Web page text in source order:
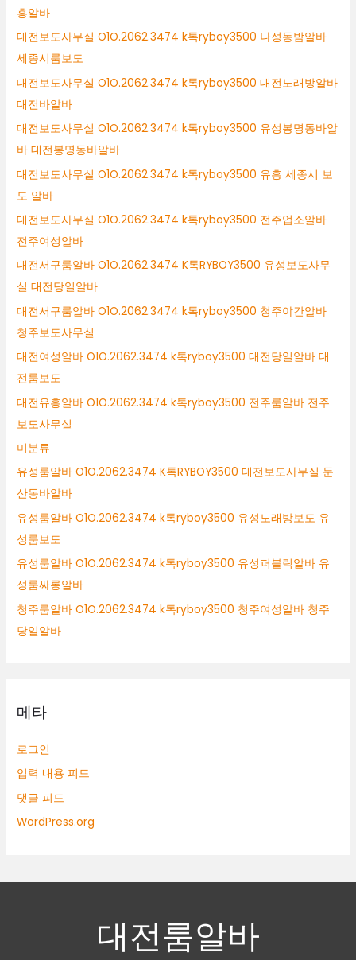
흥알바
대전보도사무실 O1O.2062.3474 k톡ryboy3500 나성동밤알바
세종시룸보도
대전보도사무실 O1O.2062.3474 k톡ryboy3500 대전노래방알바
대전바알바
대전보도사무실 O1O.2062.3474 k톡ryboy3500 유성봉명동바알
바 대전봉명동바알바
대전보도사무실 O1O.2062.3474 k톡ryboy3500 유흥 세종시 보
도 알바
대전보도사무실 O1O.2062.3474 k톡ryboy3500 전주업소알바
전주여성알바
대전서구룸알바 O1O.2062.3474 K톡RYBOY3500 유성보도사무
실 대전당일알바
대전서구룸알바 O1O.2062.3474 k톡ryboy3500 청주야간알바
청주보도사무실
대전여성알바 O1O.2062.3474 k톡ryboy3500 대전당일알바 대
전룸보도
대전유흥알바 O1O.2062.3474 k톡ryboy3500 전주룸알바 전주
보도사무실
미분류
유성룸알바 O1O.2062.3474 K톡RYBOY3500 대전보도사무실 둔
산동바알바
유성룸알바 O1O.2062.3474 k톡ryboy3500 유성노래방보도 유
성룸보도
유성룸알바 O1O.2062.3474 k톡ryboy3500 유성퍼블릭알바 유
성룸싸롱알바
청주룸알바 O1O.2062.3474 k톡ryboy3500 청주여성알바 청주
당일알바
메타
로그인
입력 내용 피드
댓글 피드
WordPress.org
대전룸알바